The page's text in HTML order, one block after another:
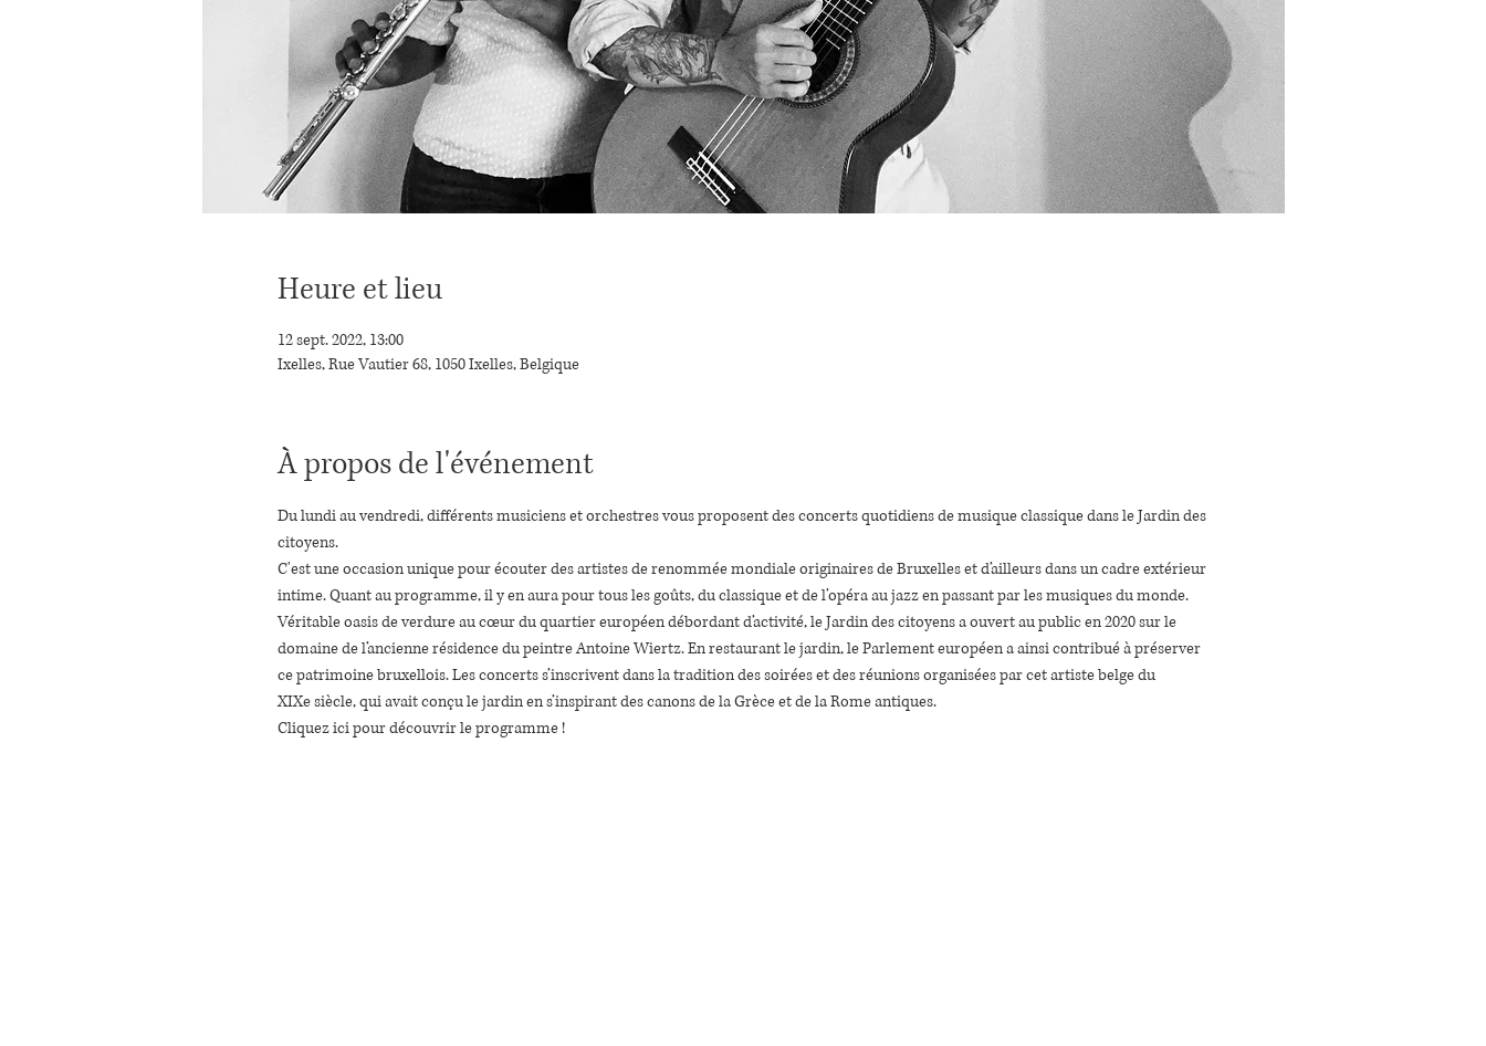
Heure et lieu
12 sept. 2022, 13:00
Ixelles, Rue Vautier 68, 1050 Ixelles, Belgique
À propos de l'événement
Du lundi au vendredi, différents musiciens et orchestres vous proposent des concerts quotidiens de musique classique dans le Jardin des
citoyens.
C'est une occasion unique pour écouter des artistes de renommée mondiale originaires de Bruxelles et d’ailleurs dans un cadre extérieur
intime. Quant au programme, il y en aura pour tous les goûts, du classique et de l’opéra au jazz en passant par les musiques du monde.
Véritable oasis de verdure au cœur du quartier européen débordant d’activité, le Jardin des citoyens a ouvert au public en 2020 sur le
domaine de l’ancienne résidence du peintre Antoine Wiertz. En restaurant le jardin, le Parlement européen a ainsi contribué à préserver
ce patrimoine bruxellois. Les concerts s’inscrivent dans la tradition des soirées et des réunions organisées par cet artiste belge du
XIXe siècle, qui avait conçu le jardin en s’inspirant des canons de la Grèce et de la Rome antiques.
Cliquez ici pour découvrir le programme !